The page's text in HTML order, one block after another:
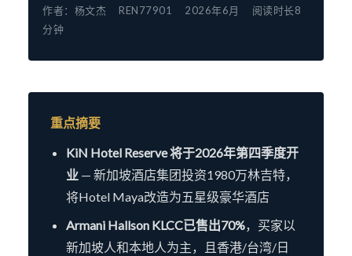
作者：杨文杰 REN77901 2026年6月
阅读时长8
分钟
重点摘要
KiN Hotel Reserve 将于2026年第四季度开
业 — 新加坡酒店集团投资1980万林吉特，
将Hotel Maya改造为五星级豪华酒店
Armani Hallson KLCC已售出70%，买家以
新加坡人和本地人为主，且香港/台湾/日